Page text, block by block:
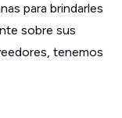
para brindarles
sobre sus
tenemos